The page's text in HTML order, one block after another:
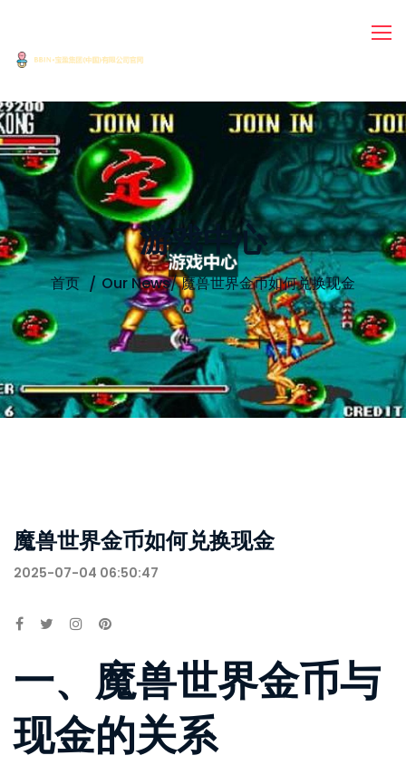
游戏中心
首页 Our News/魔兽世界金币如何兑换现金
魔兽世界金币如何兑换现金
2025-07-04 06:50:47
一、魔兽世界金币与
现金的关系